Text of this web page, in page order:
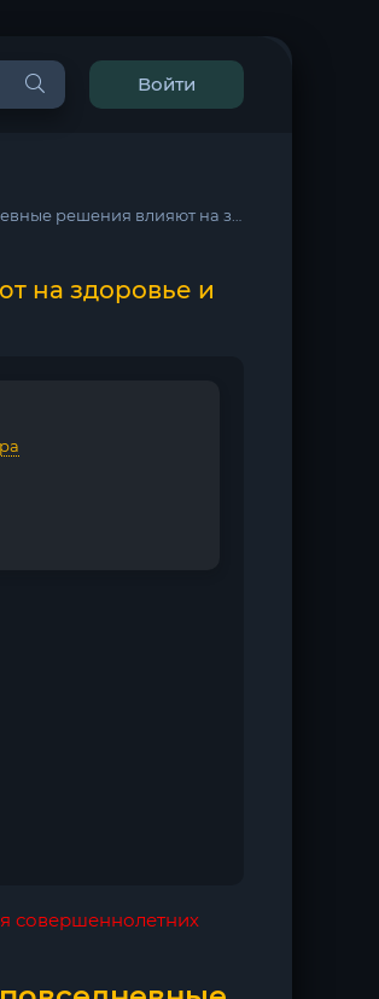
Войти
на здоровье и долголетие - Том Рат
на здоровье и
совершеннолетних